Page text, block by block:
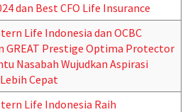
dan Best CFO Life Insurance
Life Indonesia dan OCBC
GREAT Prestige Optima Protector
Nasabah Wujudkan Aspirasi
Cepat
Life Indonesia Raih